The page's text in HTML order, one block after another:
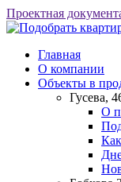
Проектная
Главная
О компании
Объекты в
Гусева,
О